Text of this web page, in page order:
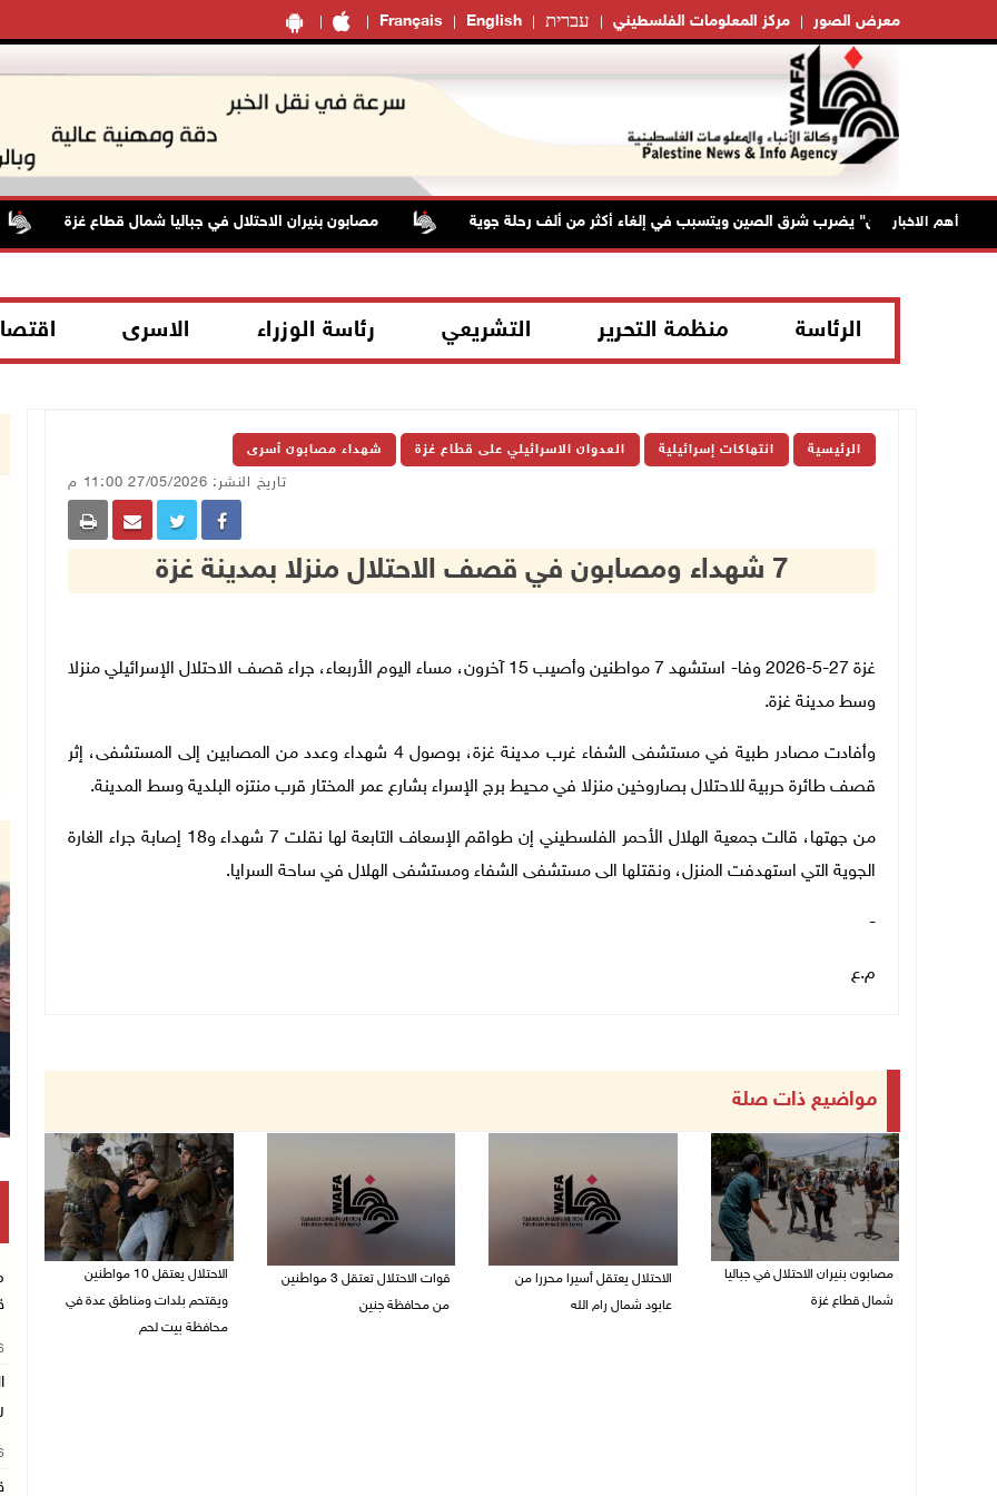
Français English עברית مركز المعلومات الفلسطيني معرض الصور
أهم الاخبار
إعصار "دولفين" يضرب شرق الصين ويتسبب في إلغاء أكثر من ألف رحلة جوية مصابون بنيران الاحتلال في جباليا شمال قطاع غزة
الرئاسة منظمة التحرير التشريعي رئاسة الوزراء الاسرى
الرئيسية انتهاكات إسرائيلية العدوان الاسرائيلي على قطاع غزة شهداء مصابون أسرى
تاريخ النشر: 27/05/2026 11:00 م
7 شهداء ومصابون في قصف الاحتلال منزلا بمدينة غزة
غزة 27-5-2026 وفا- استشهد 7 مواطنين وأصيب 15 آخرون، مساء اليوم الأربعاء، جراء قصف الاحتلال الإسرائيلي منزلا
وسط مدينة غزة.
وأفادت مصادر طبية في مستشفى الشفاء غرب مدينة غزة، بوصول 4 شهداء وعدد من المصابين إلى المستشفى، إثر
قصف طائرة حربية للاحتلال بصاروخين منزلا في محيط برج الإسراء بشارع عمر المختار قرب منتزه البلدية وسط المدينة.
من جهتها، قالت جمعية الهلال الأحمر الفلسطيني إن طواقم الإسعاف التابعة لها نقلت 7 شهداء و18 إصابة جراء الغارة
الجوية التي استهدفت المنزل، ونقتلها الى مستشفى الشفاء ومستشفى الهلال في ساحة السرايا.
-
م.ع
مواضيع ذات صلة
مصابون بنيران الاحتلال في جباليا
شمال قطاع غزة
الاحتلال يعتقل أسيرا محررا من
عابود شمال رام الله
قوات الاحتلال تعتقل 3 مواطنين
من محافظة جنين
الاحتلال يعتقل 10 مواطنين
ويقتحم بلدات ومناطق عدة في
محافظة بيت لحم